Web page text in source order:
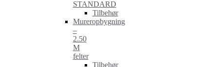
STANDARD
Tilbehør
Mureropbygning
–
2.50
M
felter
Tilbehør